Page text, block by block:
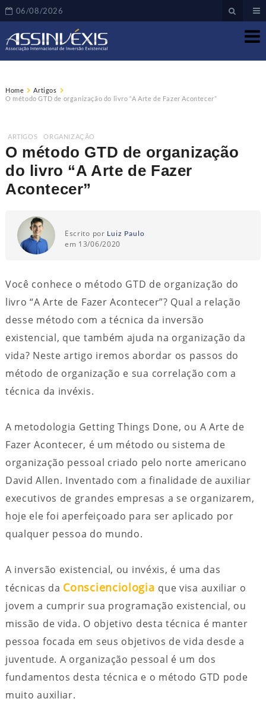
06/08/2026
Home
Artigos
O método GTD de organização do livro “A Arte de Fazer Acontecer”
ARTIGOS ,ORGANIZAÇÃO
O método GTD de organização
do livro “A Arte de Fazer
Acontecer”
Escrito por Luiz Paulo
em 13/06/2020
Você conhece o método GTD de organização do
livro “A Arte de Fazer Acontecer”? Qual a relação
desse método com a técnica da inversão
existencial, que também ajuda na organização da
vida? Neste artigo iremos abordar os passos do
método de organização e sua correlação com a
técnica da invéxis.
A metodologia Getting Things Done, ou A Arte de
Fazer Acontecer, é um método ou sistema de
organização pessoal criado pelo norte americano
David Allen. Inventado com a finalidade de auxiliar
executivos de grandes empresas a se organizarem,
hoje ele foi aperfeiçoado para ser aplicado por
qualquer pessoa do mundo.
A inversão existencial, ou invéxis, é uma das
técnicas da Conscienciologia que visa auxiliar o
jovem a cumprir sua programação existencial, ou
missão de vida. O objetivo desta técnica é manter
pessoa focada em seus objetivos de vida desde a
juventude. A organização pessoal é um dos
fundamentos desta técnica e o método GTD pode
muito auxiliar.